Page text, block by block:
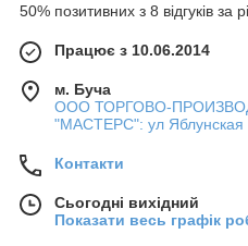
50% позитивних з 8 відгуків за
Працює з 10.06.2014
м. Буча
ООО ТОРГОВО-
"МАСТЕРС": ул Яблунская
Контакти
Сьогодні вихідний
Показати весь графік